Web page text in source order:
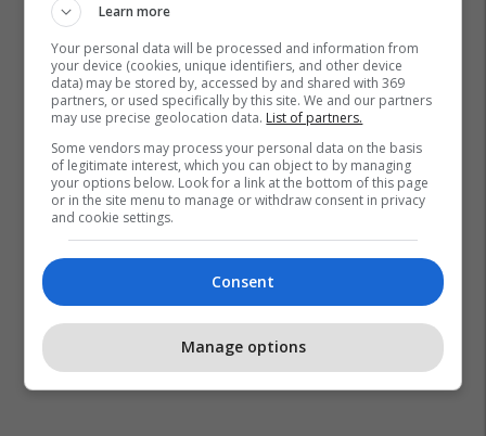
Learn more
Your personal data will be processed and information from
your device (cookies, unique identifiers, and other device
data) may be stored by, accessed by and shared with 369
partners, or used specifically by this site. We and our partners
may use precise geolocation data. List of partners.
Some vendors may process your personal data on the basis
of legitimate interest, which you can object to by managing
your options below. Look for a link at the bottom of this page
or in the site menu to manage or withdraw consent in privacy
and cookie settings.
Consent
Manage options